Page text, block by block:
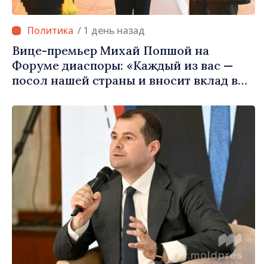
/ 1 день назад
Вице-премьер Михай Попшой на
Форуме диаспоры: «Каждый из вас —
посол нашей страны и вносит вклад в
Молдова»